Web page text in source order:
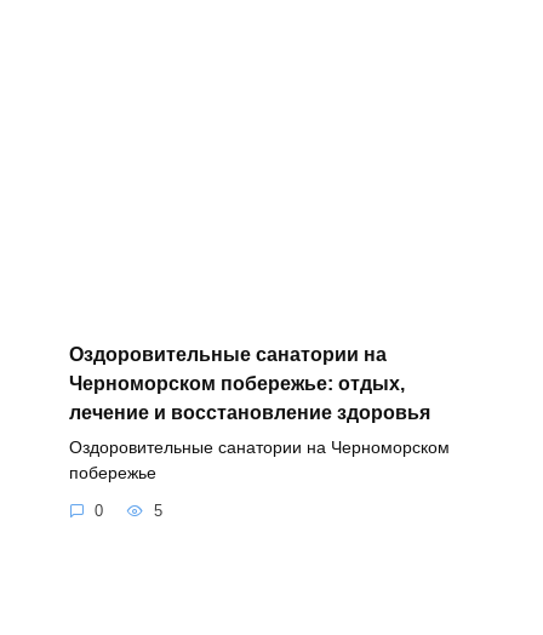
Оздоровительные санатории на
Черноморском побережье: отдых,
лечение и восстановление здоровья
Оздоровительные санатории на Черноморском
побережье
0 5